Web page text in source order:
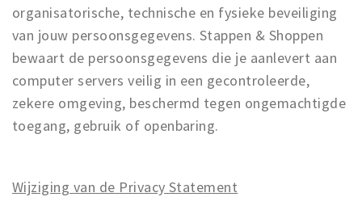
organisatorische, technische en fysieke beveiliging
van jouw persoonsgegevens. Stappen & Shoppen
bewaart de persoonsgegevens die je aanlevert aan
computer servers veilig in een gecontroleerde,
zekere omgeving, beschermd tegen ongemachtigde
toegang, gebruik of openbaring.
Wijziging van de Privacy Statement